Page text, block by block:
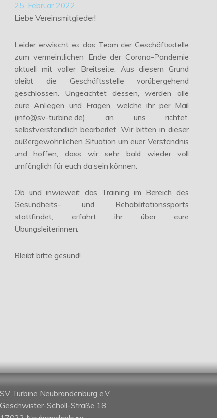
25. Februar 2022
Liebe Vereinsmitglieder!
Leider erwischt es das Team der Geschäftsstelle
zum vermeintlichen Ende der Corona-Pandemie
aktuell mit voller Breitseite. Aus diesem Grund
bleibt die Geschäftsstelle vorübergehend
geschlossen. Ungeachtet dessen, werden alle
eure Anliegen und Fragen, welche ihr per Mail
(info@sv-turbine.de) an uns richtet,
selbstverständlich bearbeitet. Wir bitten in dieser
außergewöhnlichen Situation um euer Verständnis
und hoffen, dass wir sehr bald wieder voll
umfänglich für euch da sein können.
Ob und inwieweit das Training im Bereich des
Gesundheits- und Rehabilitationssports
stattfindet, erfahrt ihr über eure
Übungsleiterinnen.
Bleibt bitte gesund!
SV Turbine Neubrandenburg e.V.
Geschwister-Scholl-Straße 18